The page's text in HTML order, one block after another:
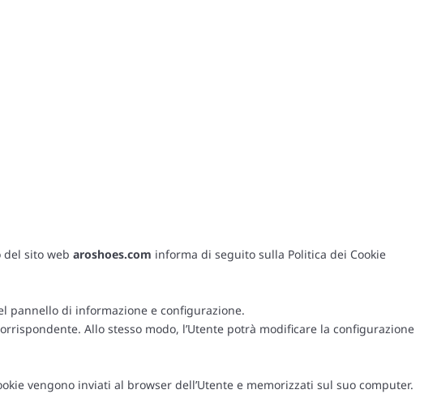
sito web aroshoes.com informa di seguito sulla Politica dei Cookie
pannello di informazione e configurazione.
Allo stesso modo, l’Utente potrà modificare la configurazione
vengono inviati al browser dell’Utente e memorizzati sul suo computer.